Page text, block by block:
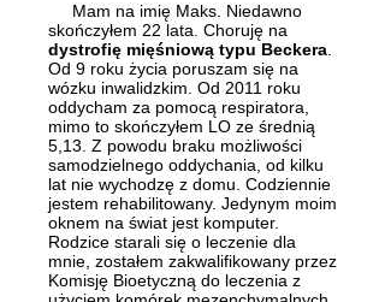
Mam na imię Maks. Niedawno
skończyłem 22 lata. Choruję na
dystrofię mięśniową typu Beckera
Od 9 roku życia poruszam się na
wózku inwalidzkim. Od 2011 roku
oddycham za pomocą respiratora,
mimo to skończyłem LO ze średnią
5,13. Z powodu braku możliwości
samodzielnego oddychania, od kilku
lat nie wychodzę z domu. Codziennie
jestem rehabilitowany. Jedynym moim
oknem na świat jest komputer.
Rodzice starali się o leczenie dla
mnie, zostałem zakwalifikowany przez
Komisję Bioetyczną do leczenia z